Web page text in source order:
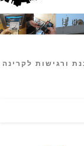
לקרינה